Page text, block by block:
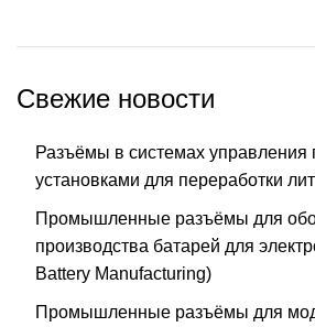
Свежие новости
Разъёмы в системах
установками для переработки
Промышленные разъёмы для
производства батарей для
Battery Manufacturing)
Промышленные разъёмы для